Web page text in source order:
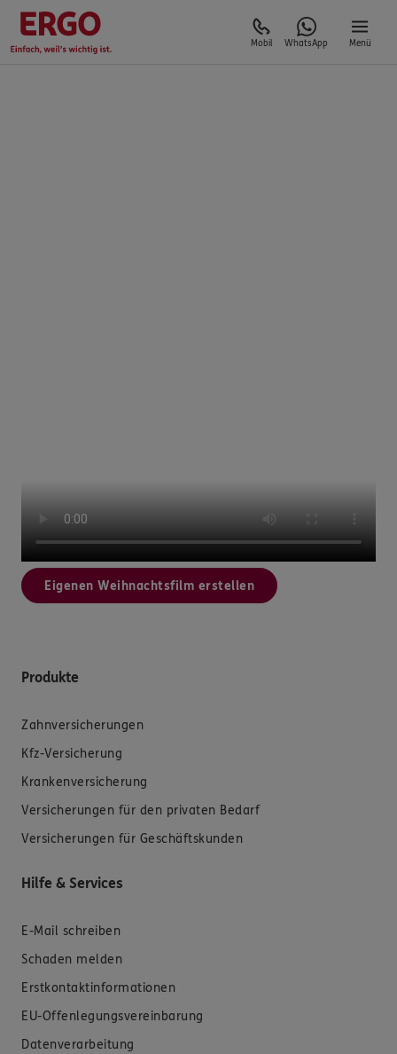
Mobil WhatsApp Menü
Eigenen Weihnachtsfilm erstellen
Produkte
Zahnversicherungen
Kfz-Versicherung
Krankenversicherung
Versicherungen für den privaten Bedarf
Versicherungen für Geschäftskunden
Hilfe & Services
E-Mail schreiben
Schaden melden
Erstkontaktinformationen
EU-Offenlegungsvereinbarung
Datenverarbeitung